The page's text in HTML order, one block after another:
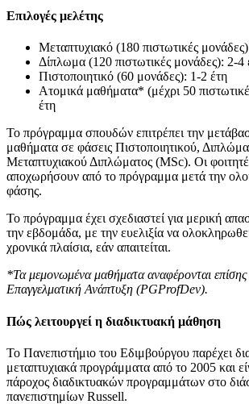
Επιλογές μελέτης
Μεταπτυχιακό (180 πιστωτικές
Δίπλωμα (120 πιστωτικές μονάδες): 2-4
Πιστοποιητικό (60 μονάδες): 1-2 έτη
Ατομικά μαθήματα* (μέχρι 50
έτη
Το πρόγραμμα σπουδών επιτρέπει την
μαθήματα σε φάσεις Πιστοποιητικού,
Μεταπτυχιακού Διπλώματος (MSc). Οι
αποχωρήσουν από το πρόγραμμα μετά την
φάσης.
Το πρόγραμμα έχει σχεδιαστεί για μερική
την εβδομάδα, με την ευελιξία να
χρονικά πλαίσια, εάν απαιτείται.
*Τα μεμονωμένα μαθήματα αναφέρονται
Επαγγελματική Ανάπτυξη (PGProfDev).
Πώς λειτουργεί η διαδικτυακή μάθηση
Το Πανεπιστήμιο του Εδιμβούργου παρέχει
μεταπτυχιακά προγράμματα από το 2005 και
πάροχος διαδικτυακών προγραμμάτων στο
πανεπιστημίων Russell.